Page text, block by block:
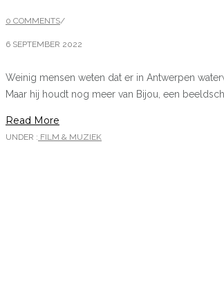
0 COMMENTS/
6 SEPTEMBER 2022
Weinig mensen weten dat er in Antwerpen
Maar hij houdt nog meer van Bijou, een
Read More
UNDER : FILM & MUZIEK